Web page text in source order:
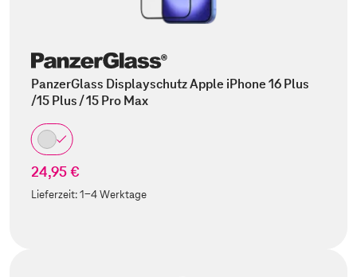
PanzerGlass Displayschutz Apple iPhone 16 Plus
/15 Plus / 15 Pro Max
24,95 €
Lieferzeit:1-4 Werktage